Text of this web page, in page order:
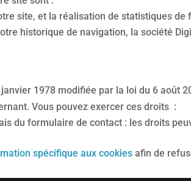
site, et la réalisation de statistiques
historique de navigation, la société
1978 modifiée par la loi du 6 août
Vous pouvez exercer ces droits :
du formulaire de contact : les droits
spécifique aux cookies afin de